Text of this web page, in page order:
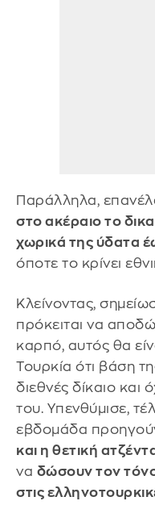
Παράλληλα,
στο ακέραιο το
χωρικά της ύδατα
όποτε το κρίνει
Κλείνοντας,
πρόκειται να
καρπό, αυτός θα
Τουρκία ότι βάση
διεθνές δίκαιο και
του. Υπενθύμισε,
εβδομάδα
και η θετική
να δώσουν τον
στις